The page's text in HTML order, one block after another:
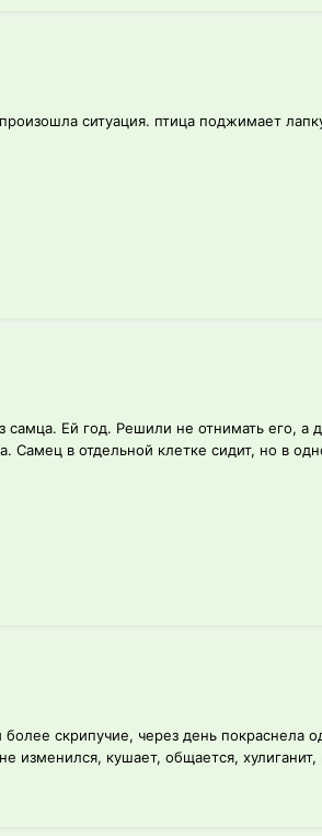
ситуация. птица поджимает
Ей год. Решили не отнимать его,
Самец в отдельной клетке сидит, но в
скрипучие, через день
изменился, кушает, общается,